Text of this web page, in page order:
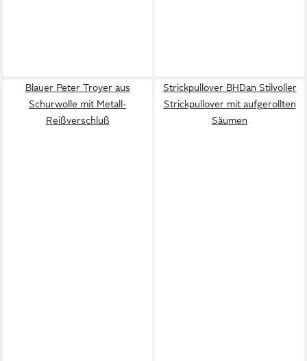
Blauer Peter Troyer aus
Schurwolle mit Metall-
Reißverschluß
Strickpullover BHDan Stilvoller
Strickpullover mit aufgerollten
Säumen